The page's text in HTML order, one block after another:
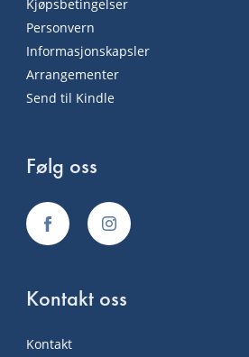
Kjøpsbetingelser
Personvern
Informasjonskapsler
Arrangementer
Send til Kindle
Følg oss
Kontakt oss
Kontakt